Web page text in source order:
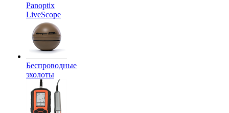
Panoptix
LiveScope
Беспроводные
эхолоты